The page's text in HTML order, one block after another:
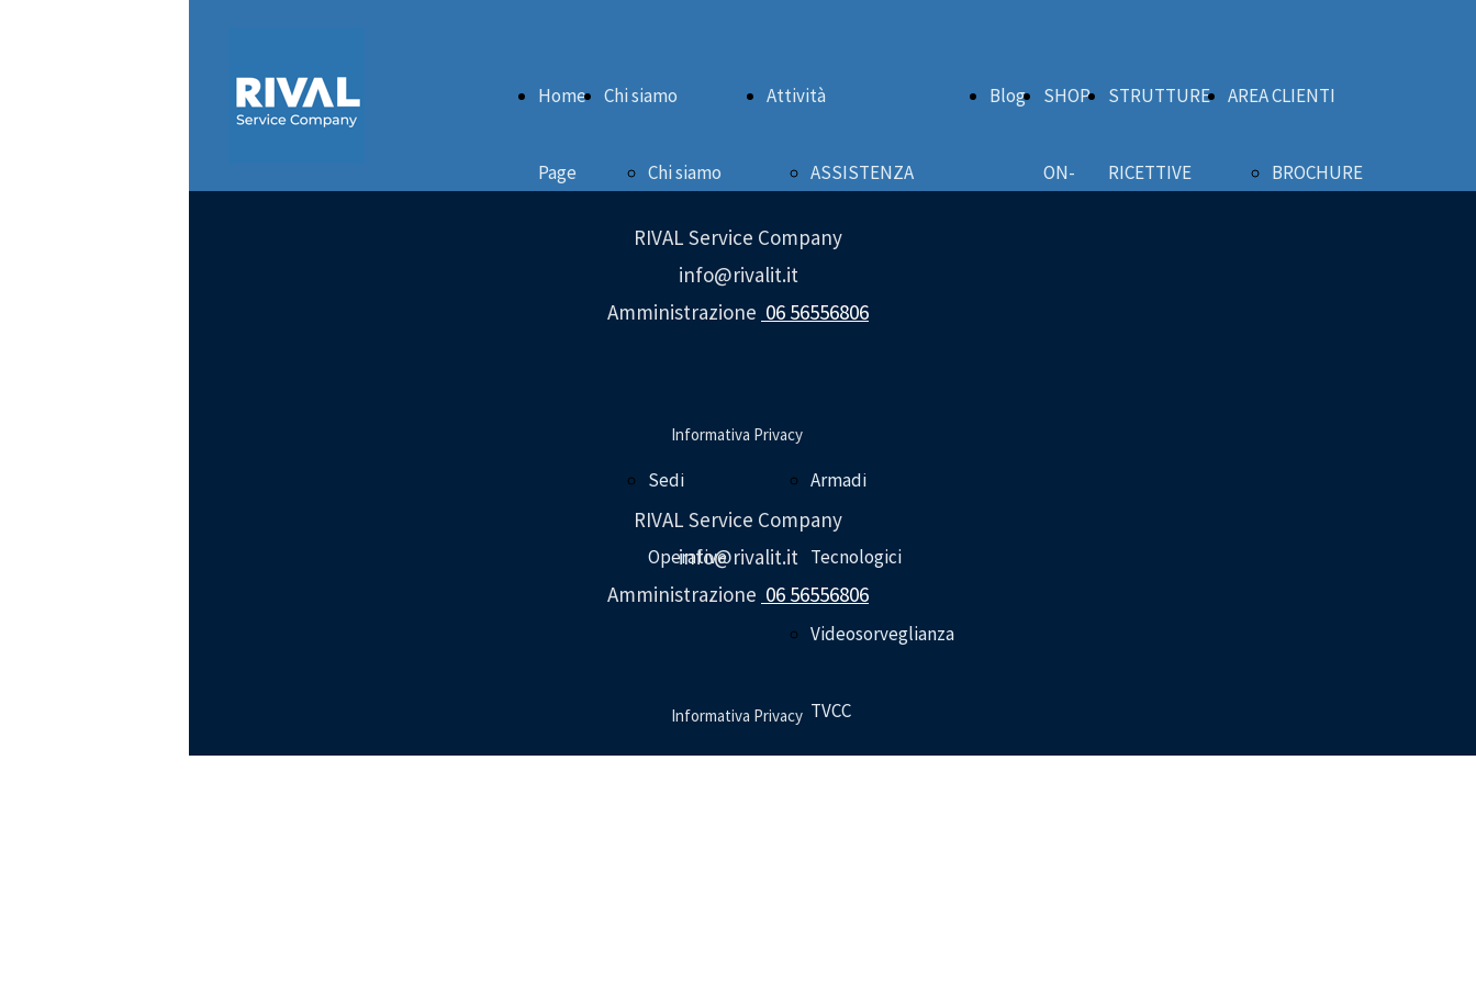
RIVAL Service Company
info@rivalit.it
Amministrazione 06 56556806
Home
Page
Chi siamo
Chi siamo
Lavora con
noi
Sedi
Operative
Attività
ASSISTENZA
TECNICA
Controllo Accessi
Armadi
Tecnologici
Videosorveglianza
TVCC
Blog SHOP
ON-
STRUTTURE
RICETTIVE
AREA CLIENTI
BROCHURE
RIVAL Service Company
info@rivalit.it
Amministrazione 06 56556806
Informativa Privacy
Informativa Privacy